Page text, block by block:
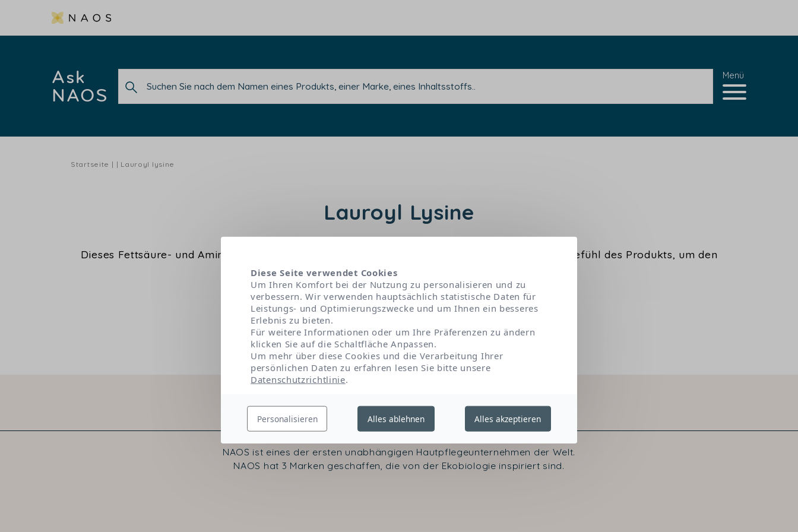
Ask
NAOS
Menü
Startseite Lauroyl lysine
Lauroyl Lysine
Dieses Fettsäure- und Aminosäurederivat optimiert die sensorische Anziehungskraft und das Gefühl des Produkts, um den
Nutzungsgenuss sicherzustellen.
NAOS ist eines der ersten unabhängigen Hautpflegeunternehmen der Welt.
NAOS hat 3 Marken geschaffen, die von der Ekobiologie inspiriert sind.
Diese Seite verwendet Cookies
Um Ihren Komfort bei der Nutzung zu personalisieren und zu
verbessern. Wir verwenden hauptsächlich statistische Daten für
Leistungs- und Optimierungszwecke und um Ihnen ein besseres
Erlebnis zu bieten.
Für weitere Informationen oder um Ihre Präferenzen zu ändern
klicken Sie auf die Schaltfläche Anpassen.
Um mehr über diese Cookies und die Verarbeitung Ihrer
persönlichen Daten zu erfahren lesen Sie bitte unsere
Datenschutzrichtlinie.
Personalisieren Alles ablehnen Alles akzeptieren